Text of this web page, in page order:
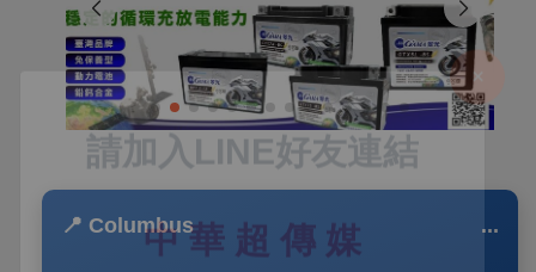
📍 Columbus ...